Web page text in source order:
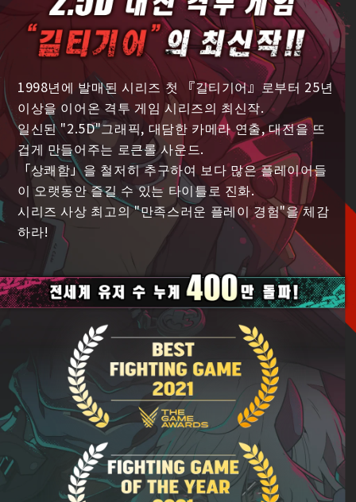
1998년에 발매된 시리즈 첫 『길티기어』로부터 25년
이상을 이어온 격투 게임 시리즈의 최신작.
일신된 "2.5D"그래픽, 대담한 카메라 연출, 대전을 뜨
겁게 만들어주는 로큰롤 사운드.
「상쾌함」을 철저히 추구하여 보다 많은 플레이어들
이 오랫동안 즐길 수 있는 타이틀로 진화.
시리즈 사상 최고의 "만족스러운 플레이 경험"을 체감
하라!